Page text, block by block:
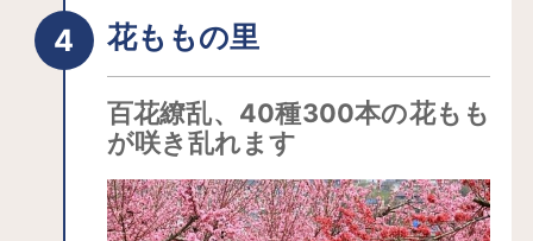
◆慈徳寺の種まき桜（福島市佐原字寺
前9） 【見頃】4月中旬～ 樹齢およ
そ300年以上のしだれ桜。 昔からこの
桜の開花を目安に種をまいたことか
ら、種まき桜と呼ばれている。 市街
の眺望もよく、福島市の天然記念物に
も指定されている。◆花やしき公園
に因んだもの。
花ももの里
百花繚乱、40種300本の花もも
が咲き乱れます